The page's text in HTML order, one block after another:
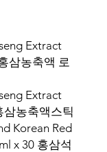
Extract
삼농축액 로
Extract
삼농축액스틱
Korean Red
x 30 홍삼석